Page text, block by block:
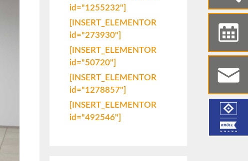
id="1255232"]
[INSERT_ELEMENTOR
id="273930"]
[INSERT_ELEMENTOR
id="50720"]
[INSERT_ELEMENTOR
id="1278857"]
[INSERT_ELEMENTOR
id="492546"]